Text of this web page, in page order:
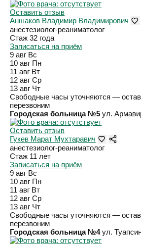
Оставить отзыв
Аншаков Владимир Владимирович
анестезиолог-реаниматолог
Стаж 32 года
Записаться на приём
9 авг Вс
10 авг Пн
11 авг Вт
12 авг Ср
13 авг Чт
Свободные часы уточняются —
перезвоним
Городская больница №5 ул.
Оставить отзыв
Гукев Марат Мухтаравич
анестезиолог-реаниматолог
Стаж 11 лет
Записаться на приём
9 авг Вс
10 авг Пн
11 авг Вт
12 авг Ср
13 авг Чт
Свободные часы уточняются —
перезвоним
Городская больница №4 ул.